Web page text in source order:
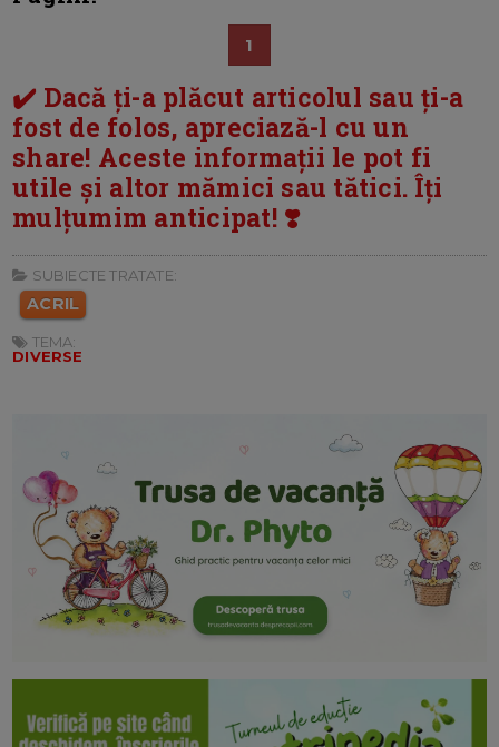
1
✔️ Dacă ți-a plăcut articolul sau ți-a
fost de folos, apreciază-l cu un
share! Aceste informații le pot fi
utile și altor mămici sau tătici. Îți
mulțumim anticipat! ❣️
SUBIECTE TRATATE:
ACRIL
TEMA:
DIVERSE